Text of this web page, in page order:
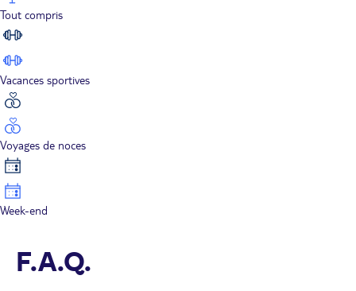
Tout compris
Vacances sportives
Voyages de noces
Week-end
F.A.Q.